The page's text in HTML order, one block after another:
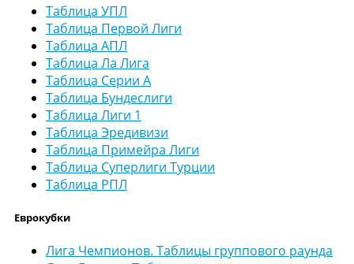
Таблица УПЛ
Таблица Первой Лиги
Таблица АПЛ
Таблица Ла Лига
Таблица Серии А
Таблица Бундеслиги
Таблица Лиги 1
Таблица Эредивизи
Таблица Примейра Лиги
Таблица Суперлиги Турции
Таблица РПЛ
Еврокубки
Лига Чемпионов. Таблицы группового раунда